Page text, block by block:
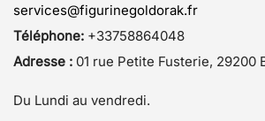
services@figurinegoldorak.fr
Téléphone: +33758864048
Adresse : 01 rue Petite Fusterie, 29200
Du Lundi au vendredi.